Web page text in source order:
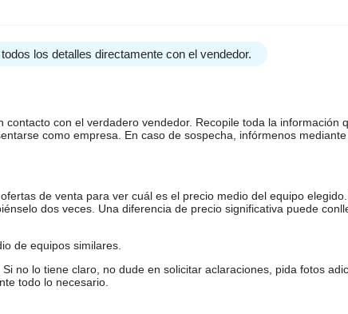
los detalles directamente con el vendedor.
con el verdadero vendedor. Recopile toda la información
como empresa. En caso de sospecha, infórmenos
de venta para ver cuál es el precio medio del equipo
dos veces. Una diferencia de precio significativa puede
de equipos similares.
no lo tiene claro, no dude en solicitar aclaraciones, pida fotos
todo lo necesario.